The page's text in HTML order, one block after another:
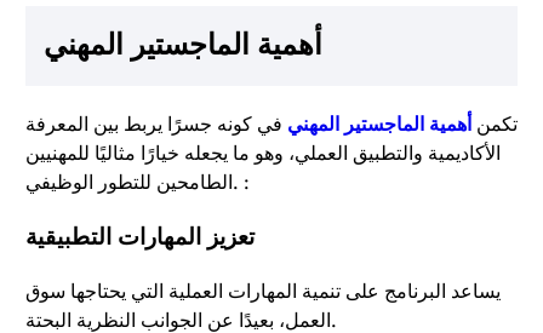
أهمية الماجستير المهني
تكمن أهمية الماجستير المهني في كونه جسرًا يربط بين المعرفة
الأكاديمية والتطبيق العملي، وهو ما يجعله خيارًا مثاليًا للمهنيين
الطامحين للتطور الوظيفي. :
تعزيز المهارات التطبيقية
يساعد البرنامج على تنمية المهارات العملية التي يحتاجها سوق
العمل، بعيدًا عن الجوانب النظرية البحتة.